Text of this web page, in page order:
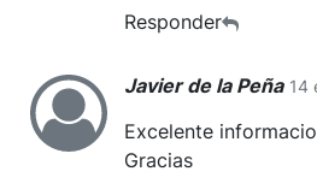
Responder
Javier de la Peña 14
Excelente
Gracias